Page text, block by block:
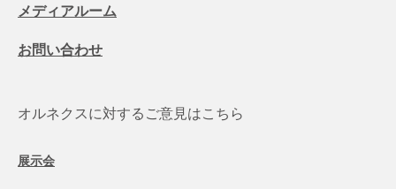
メディアルーム
お問い合わせ
オルネクスに対するご意見はこちら
展示会